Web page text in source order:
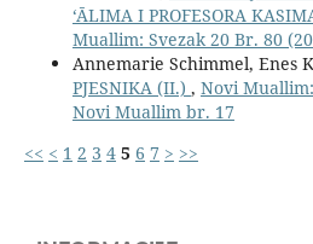
‘ĀLIMA I PROFESORA
Muallim: Svezak 20 Br. 80
Annemarie Schimmel, Enes
PJESNIKA (II.) , Novi
Novi Muallim br. 17
<< < 1 2 3 4 5 6 7 > >>